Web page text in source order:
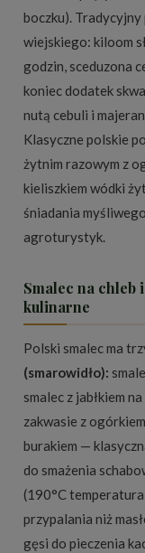
boczku).
wiejskiego: kiloom
godzin, sceduzona
koniec dodatek
nutą cebuli i
Klasyczne polskie
żytnim razowym z
kieliszkiem wódki
śniadania
agroturystyk.
Smalec na
kulinarne
Polski smalec ma
(smarowidło):
smalec z jabłkiem
zakwasie z
burakiem —
do smażenia
(190°C temperatura
przypalania niż
gęsi do pieczenia